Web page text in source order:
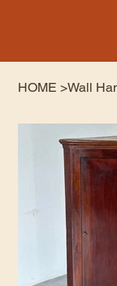
HOME >Wall